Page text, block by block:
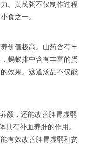
。黄芪粥不仅制作过程
食之一。
价值极高。山药含有丰
蚂蚁排中含有丰富的蛋
效果。这道汤品不仅能
颜，还能改善脾胃虚弱
具有补血养肝的作用。
有效改善脾胃虚弱和贫